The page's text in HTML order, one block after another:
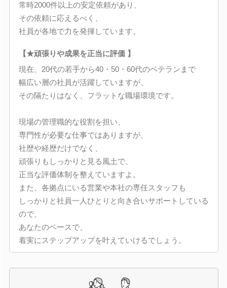
常時2000件以上の安定依頼があり、
その依頼に応えるべく、
社員が各地で力を発揮しています。
【★頑張りや成果を正当に評価 】
現在、20代の若手から40・50・60代のベテランまで
幅広い層の社員が活躍していますが、
その隔たりはなく、フラットな職場環境です。
現場の管理職的な役割を担い、
専門性が必要な仕事ではありますが、
社歴や経歴だけでなく、
頑張りもしっかりと見る風土で、
正当な評価体制を整えていますよ。
また、各拠点にいる営業や本社の専任スタッフも
しっかりと社員一人ひとりと向き合いサポートしている
ので、
あなたのペースで、
着実にステップアップを叶えていけるでしょう。